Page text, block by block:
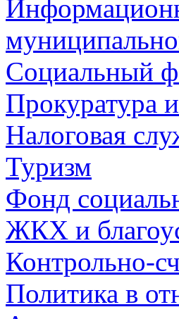
Социальный
Прокуратура
Налоговая
Туризм
Фонд
ЖКХ и
Контрольно-
Политика в